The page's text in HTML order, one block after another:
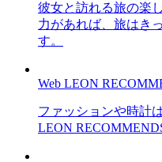
彼女と訪れる旅の楽
力があれば、旅はき
す。
Web LEON
ファッションや時計
LEON